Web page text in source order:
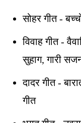
सोहर गीत -
विवाह गीत -
सुहाग, गारी
दादर गीत -
गीत